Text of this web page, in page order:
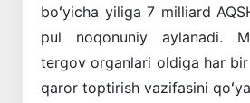
boʻyicha yiliga 7 milliard
pul noqonuniy aylanadi.
tergov organlari oldiga har
qaror toptirish vazifasini